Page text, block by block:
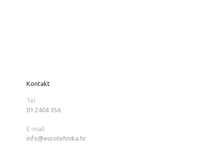
Kontakt
Tel
01 2404 356
E-mail
info@eurotehnika.hr